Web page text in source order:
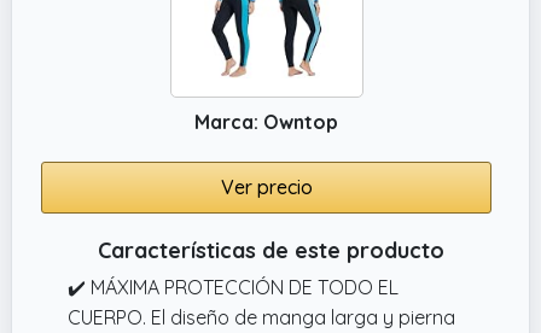
Este traje de neopreno es adecuado para
deportes acuáticos como buceo, surf, pesca,
natación, snorkel, buceo, canoa y kayak.
Marca: Owntop
Ver precio
Características de este producto
✔️ MÁXIMA PROTECCIÓN DE TODO EL
CUERPO. El diseño de manga larga y pierna